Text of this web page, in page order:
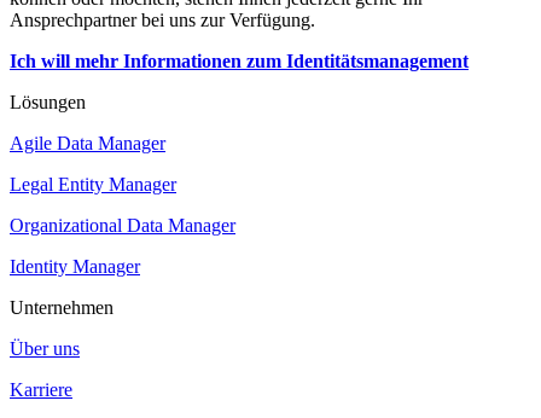
Ansprechpartner bei uns zur Verfügung.
Ich will mehr Informationen zum Identitätsmanagement
Lösungen
Agile Data Manager
Legal Entity Manager
Organizational Data Manager
Identity Manager
Unternehmen
Über uns
Karriere